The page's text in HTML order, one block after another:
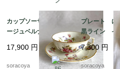
カップソーサー リモ
ージュベルナルド フ
ローラル 金彩 ヴィ
ンテージ 12twep3
17,900 円
soracoya
プレート
黒ライン イ
イント 飾
鶏 リュネビ
22
7,300円
soracoya